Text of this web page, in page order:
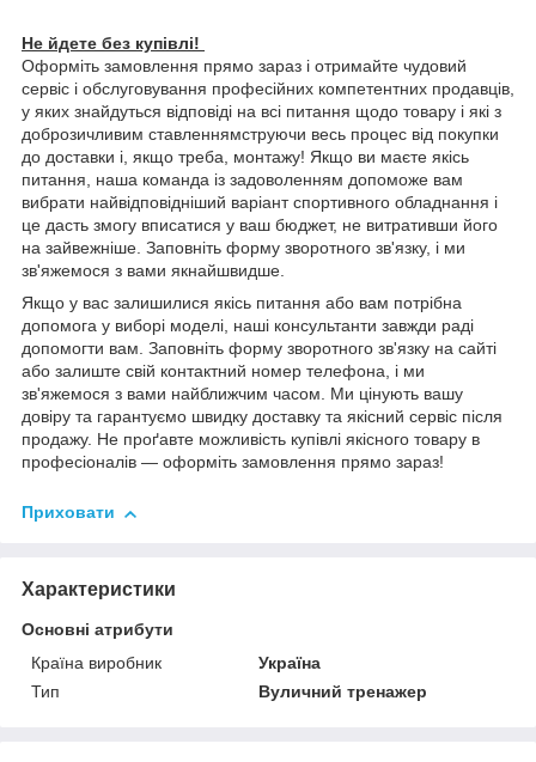
Не йдете без купівлі!
Оформіть замовлення прямо зараз і отримайте чудовий
сервіс і обслуговування професійних компетентних продавців,
у яких знайдуться відповіді на всі питання щодо товару і які з
доброзичливим ставленнямструючи весь процес від покупки
до доставки і, якщо треба, монтажу! Якщо ви маєте якісь
питання, наша команда із задоволенням допоможе вам
вибрати найвідповідніший варіант спортивного обладнання і
це дасть змогу вписатися у ваш бюджет, не витративши його
на зайвежніше. Заповніть форму зворотного зв'язку, і ми
зв'яжемося з вами якнайшвидше.
Якщо у вас залишилися якісь питання або вам потрібна
допомога у виборі моделі, наші консультанти завжди раді
допомогти вам. Заповніть форму зворотного зв'язку на сайті
або залиште свій контактний номер телефона, і ми
зв'яжемося з вами найближчим часом. Ми цінують вашу
довіру та гарантуємо швидку доставку та якісний сервіс після
продажу. Не проґавте можливість купівлі якісного товару в
професіоналів — оформіть замовлення прямо зараз!
Приховати
Характеристики
Основні атрибути
Країна виробник
Україна
Тип
Вуличний тренажер